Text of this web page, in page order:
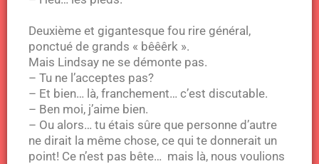
Deuxième et gigantesque fou rire général,
ponctué de grands « bêêêrk ».
Mais Lindsay ne se démonte pas.
– Tu ne l’acceptes pas?
– Et bien… là, franchement… c’est discutable.
– Ben moi, j’aime bien.
– Ou alors… tu étais sûre que personne d’autre
ne dirait la même chose, ce qui te donnerait un
point! Ce n’est pas bête… mais là, nous voulions